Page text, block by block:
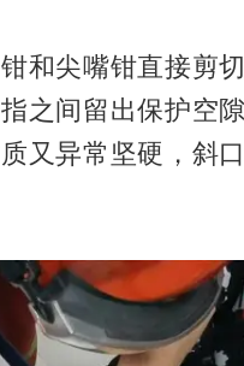
和尖嘴钳直接剪
之间留出保护空
又异常坚硬，斜